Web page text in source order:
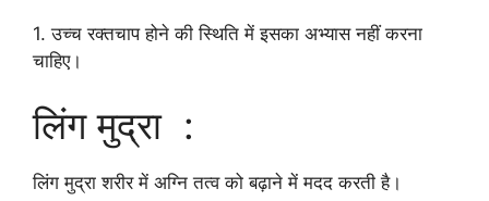
1. उच्च रक्तचाप होने की स्थिति में इसका अभ्यास नहीं करना
चाहिए।
लिंग मुद्रा :
लिंग मुद्रा शरीर में अग्नि तत्व को बढ़ाने में मदद करती है।